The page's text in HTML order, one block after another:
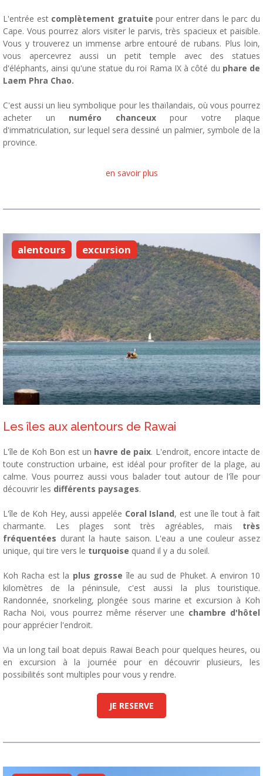
L'entrée est complètement gratuite pour entrer dans le parc du
Cape. Vous pourrez alors visiter le parvis, très spacieux et paisible.
Vous y trouverez un immense arbre entouré de rubans. Plus loin,
vous apercevrez aussi un petit temple avec des statues
d'éléphants, ainsi qu'une statue du roi Rama IX à côté du phare de
Laem Phra Chao.
C'est aussi un lieu symbolique pour les thaïlandais, où vous pourrez
acheter un numéro chanceuxpour votre plaque
d'immatriculation, sur lequel sera dessiné un palmier, symbole de la
province.
en savoir plus
alentours excursion
Les îles aux alentours de Rawai
L'île de Koh Bon est un havre de paix. L'endroit, encore intacte de
toute construction urbaine, est idéal pour profiter de la plage, au
calme. Vous pourrez aussi vous balader tout autour de l'île pour
découvrir les différents paysages.
L'île de Koh Hey, aussi appelée Coral Island, est une île tout à fait
charmante. Les plages sont très agréables, mais très
fréquentées durant la haute saison. L'eau a une couleur assez
unique, qui tire vers le turquoise quand il y a du soleil.
Koh Racha est la plus grosseîle au sud de Phuket. A environ 10
kilomètres de la péninsule, c'est aussi la plus touristique.
Randonnée, snorkeling, plongée sous marine et excursion à Koh
Racha Noi, vous pourrez même réserver une chambre d'hôtel
pour apprécier l'endroit.
Via un long tail boat depuis Rawai Beach pour quelques heures, ou
en excursion à la journée pour en découvrir plusieurs, les
possibilités sont multiples pour vous y rendre.
JE RESERVE